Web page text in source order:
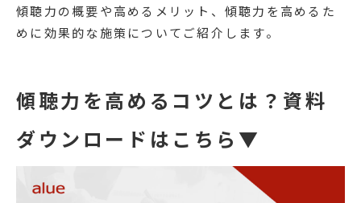
傾聴力の概要や高めるメリット、傾聴力を高めるた
めに効果的な施策についてご紹介します。
傾聴力を高めるコツとは？資料
ダウンロードはこちら▼